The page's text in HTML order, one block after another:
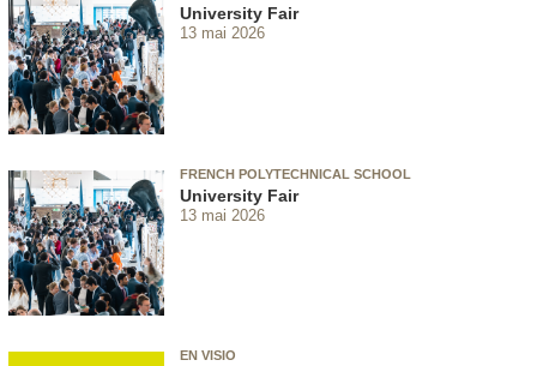
University Fair
13 mai 2026
FRENCH POLYTECHNICAL SCHOOL
University Fair
13 mai 2026
EN VISIO